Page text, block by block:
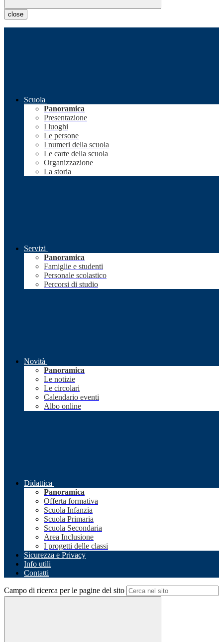
close
Scuola
Panoramica
Presentazione
I luoghi
Le persone
I numeri della scuola
Le carte della scuola
Organizzazione
La storia
Servizi
Panoramica
Famiglie e studenti
Personale scolastico
Percorsi di studio
Novità
Panoramica
Le notizie
Le circolari
Calendario eventi
Albo online
Didattica
Panoramica
Offerta formativa
Scuola Infanzia
Scuola Primaria
Scuola Secondaria
Area Inclusione
I progetti delle classi
Sicurezza e Privacy
Info utili
Contatti
Campo di ricerca per le pagine del sito